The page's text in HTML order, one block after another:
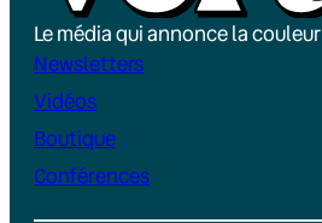
Le média qui annonce la couleur
Newsletters
Vidéos
Boutique
Conférences